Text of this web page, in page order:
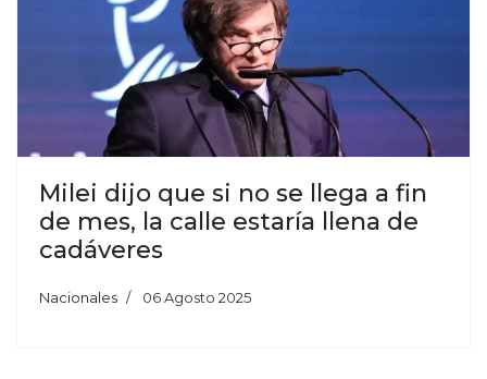
Milei dijo que si no se llega a fin
de mes, la calle estaría llena de
cadáveres
Nacionales 06 Agosto 2025